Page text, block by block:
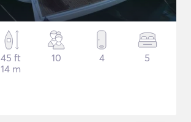
45 ft
14 m
10 4 5